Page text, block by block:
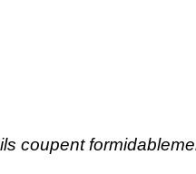
coupent